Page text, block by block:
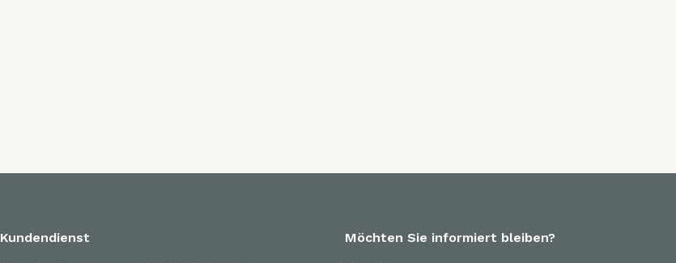
Kundendienst Möchten Sie informiert bleiben?